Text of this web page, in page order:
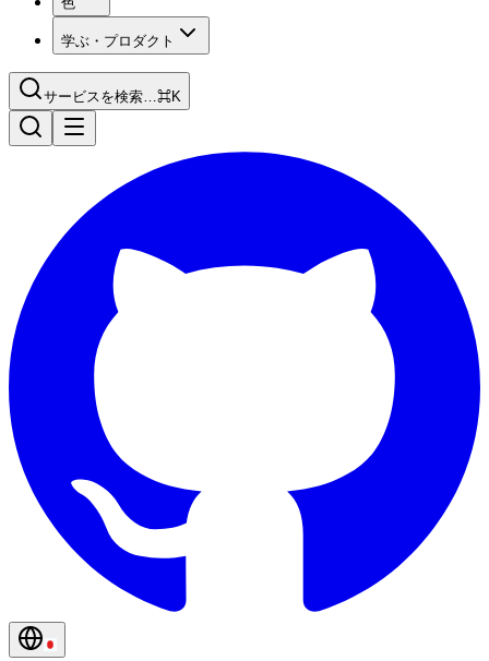
学ぶ・プロダクト
サービスを検索…⌘K